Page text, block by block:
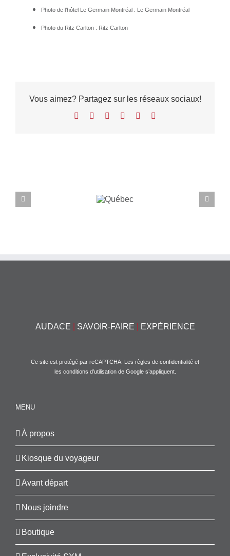
Photo de l’hôtel Le Germain Montréal : Le Germain Montréal
Photo du Ritz Carlton : Ritz Carlton
Vous aimez? Partagez sur les réseaux sociaux!
Facebook LinkedInWhatsApp
Pinterest
AUDACE SAVOIR-FAIRE EXPÉRIENCE
Ce site est protégé par reCAPTCHA. Les règles de confidentialité et
les conditions d’utilisationde Google s’appliquent.
MENU
À propos
Kiosque du voyageur
Avant départ
Nous joindre
Boutique